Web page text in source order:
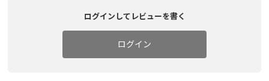
ログインしてレビューを書く
ログイン